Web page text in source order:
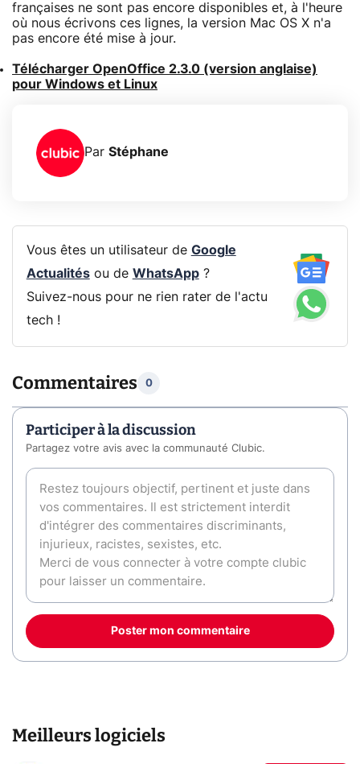
françaises ne sont pas encore disponibles et, à l'heure
où nous écrivons ces lignes, la version Mac OS X n'a
pas encore été mise à jour.
Télécharger OpenOffice 2.3.0 (version anglaise)
pour Windows et Linux
Par Stéphane
Vous êtes un utilisateur de Google
Actualitésou de WhatsApp?
Suivez-nous pour ne rien rater de l'actu
tech !
Commentaires 0
Participer à la discussion
Partagez votre avis avec la communauté Clubic.
Poster mon commentaire
Meilleurs logiciels